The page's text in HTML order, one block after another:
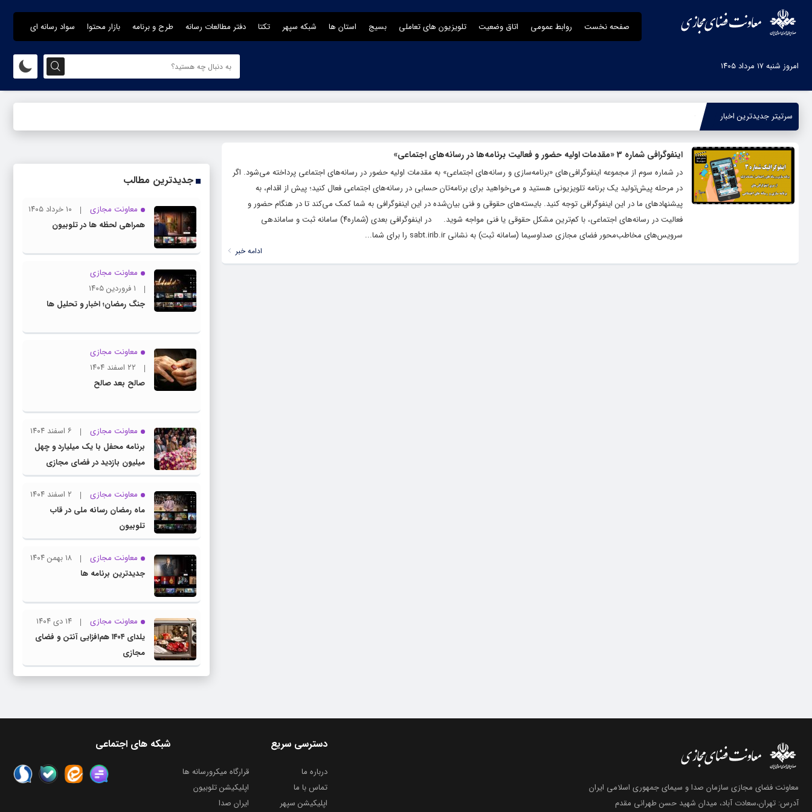
صفحه نخست روابط عمومی اتاق وضعیت تلویزیون های تعاملی بسیج استان ها شبکه سپهر تکتا دفتر مطالعات رسانه طرح و برنامه بازار محتوا سواد رسانه ای
امروز شنبه ۱۷ مرداد ۱۴۰۵
سرتیتر جدیدترین اخبار
اینفوگرافی‌ شماره 3 «مقدمات اولیه حضور و فعالیت برنامه‌ها در رسانه‌های اجتماعی»
در شماره سوم از مجموعه اینفوگرافی‌های «برنامه‌سازی و رسانه‌های اجتماعی» به مقدمات اولیه حضور در رسانه‌های اجتماعی پرداخته می‌شود. اگر
در مرحله پیش‌تولید یک برنامه تلویزیونی هستید و می‌خواهید برای برنامه‌تان حسابی در رسانه‌های اجتماعی فعال کنید؛ پیش از اقدام، به
پیشنهادهای ما در این اینفوگرافی توجه کنید. بایسته‌های حقوقی و فنی بیان‌شده در این اینفوگرافی به شما کمک می‌کند تا در هنگام حضور و
فعالیت در رسانه‌های اجتماعی، با کم‌ترین مشکل حقوقی یا فنی مواجه شوید. در اینفوگرافی‌ بعدی (شماره۴) سامانه ثبت و ساماندهی
سرویس‌های مخاطب‌محور فضای مجازی صداوسیما (سامانه ثبت) به نشانی sabt.irib.ir را برای شما...
ادامه خبر
جدیدترین مطالب
معاونت مجازی
۱۰ خرداد ۱۴۰۵
همراهی لحظه ها در تلوبیون
معاونت مجازی
۱ فروردین ۱۴۰۵
جنگ رمضان؛ اخبار و تحلیل ها
معاونت مجازی
۲۲ اسفند ۱۴۰۴
صالح بعد صالح
معاونت مجازی
۶ اسفند ۱۴۰۴
برنامه محفل با یک میلیارد و چهل
میلیون بازدید در فضای مجازی
معاونت مجازی
۲ اسفند ۱۴۰۴
ماه رمضان رسانه ملی در قاب
تلوبیون
معاونت مجازی
۱۸ بهمن ۱۴۰۴
جدیدترین برنامه ها
معاونت مجازی
۱۴ دی ۱۴۰۴
یلدای ۱۴۰۴ هم‌افزایی آنتن و فضای
مجازی
معاونت فضای مجازی سازمان صدا و سیمای جمهوری اسلامی ایران
آدرس: تهران،سعادت آباد، میدان شهید حسن طهرانی مقدم
شبکه های اجتماعی دسترسی سریع
درباره ما
قرارگاه میکرورسانه ها
تماس با ما
اپلیکیشن تلوبیون
اپلیکیشن سپهر
ایران صدا